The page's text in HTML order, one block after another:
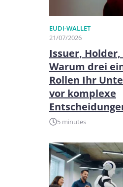
EUDI-WALLET
21/07/2026
Issuer,
Warum drei
Rollen Ihr
vor komplexe
5 minutes